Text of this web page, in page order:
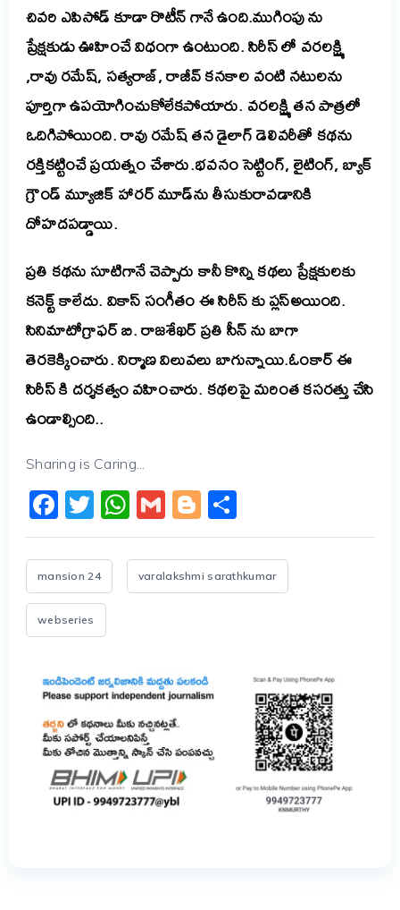
చివరి ఎపిసోడ్ కూడా రొటీన్ గానే ఉంది.ముగింపు ను
ప్రేక్షకుడు ఊహించే విధంగా ఉంటుంది. సిరీస్ లో వరలక్ష్మి
,రావు రమేష్, సత్యరాజ్, రాజీవ్ కనకాల వంటి నటులను
పూర్తిగా ఉపయోగించుకోలేకపోయారు. వరలక్ష్మి తన పాత్రలో
ఒదిగిపోయింది. రావు రమేష్ తన డైలాగ్ డెలివరీతో కథను
రక్తికట్టించే ప్రయత్నం చేశారు.భవనం సెట్టింగ్, లైటింగ్, బ్యాక్
గ్రౌండ్ మ్యూజిక్ హారర్ మూడ్‌ను తీసుకురావడానికి
దోహదపడ్డాయి.
ప్రతి కథను సూటిగానే చెప్పారు కానీ కొన్ని కథలు ప్రేక్షకులకు
కనెక్ట్ కాలేదు. వికాస్ సంగీతం ఈ సిరీస్ కు ప్లస్అయింది.
సినిమాటోగ్రాఫర్ బి. రాజశేఖర్ ప్రతి సీన్ ను బాగా
తెరకెక్కించారు. నిర్మాణ విలువలు బాగున్నాయి.ఓంకార్ ఈ
సిరీస్ కి దర్శకత్వం వహించారు. కథలపై మరింత కసరత్తు చేసి
ఉండాల్సింది..
Sharing is Caring...
Facebook
Twitter
WhatsApp
GmailBlogger
Share
mansion 24 varalakshmi sarathkumar
webseries